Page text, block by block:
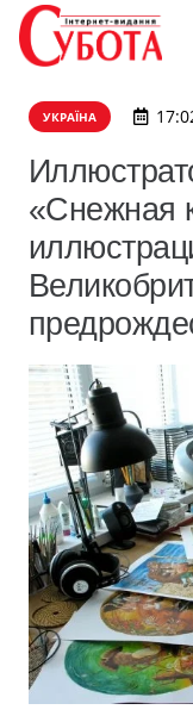
УКРАЇНА
«Снежная